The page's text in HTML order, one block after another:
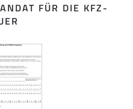
FÜR DIE KFZ-